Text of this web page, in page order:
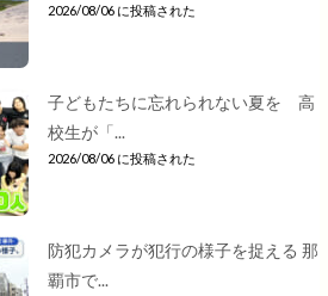
2026/08/06 に投稿された
子どもたちに忘れられない夏を 高
校生が「...
2026/08/06 に投稿された
防犯カメラが犯行の様子を捉える 那
覇市で...